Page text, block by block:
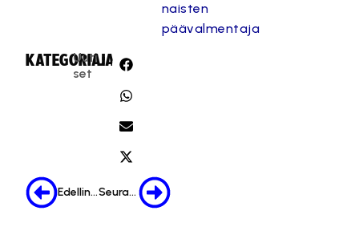
naisten
päävalmentaja
KATEGORIA:
Uuti
set
JAA:
Edellinen Seuraava